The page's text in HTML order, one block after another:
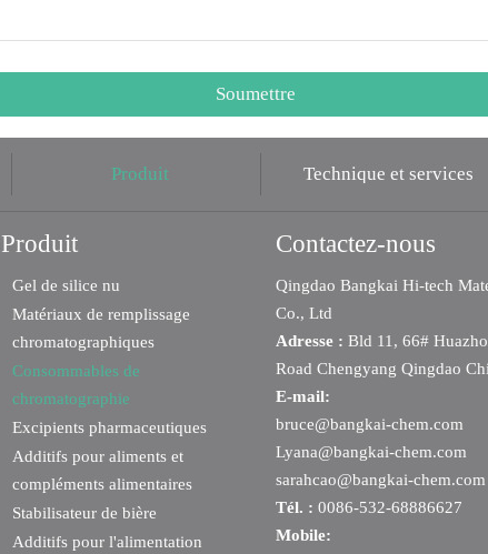
Soumettre
Produit Technique et services
Produit
Gel de silice nu
Matériaux de remplissage
chromatographiques
Consommables de
chromatographie
Excipients pharmaceutiques
Additifs pour aliments et
compléments alimentaires
Stabilisateur de bière
Additifs pour l'alimentation
Contactez-nous
Qingdao Bangkai Hi-tech
Co., Ltd
Adresse : Bld 11, 66#
Road Chengyang Qingdao
E-mail:
bruce@bangkai-chem.com
Lyana@bangkai-chem.com
sarahcao@bangkai-chem.com
Tél. : 0086-532-68886627
Mobile: